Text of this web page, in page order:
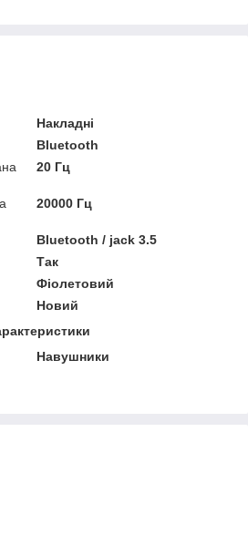
Накладні
Bluetooth
20 Гц
20000 Гц
Bluetooth / jack 3.5
Так
Фіолетовий
Новий
Навушники